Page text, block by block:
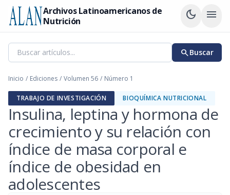
Archivos Latinoamericanos de
Nutrición
dark_mode menu
searchBuscar
Inicio / Ediciones / Volumen 56 / Número 1
TRABAJO DE INVESTIGACIÓN BIOQUÍMICA NUTRICIONAL
Insulina, leptina y hormona de
crecimiento y su relación con
índice de masa corporal e
índice de obesidad en
adolescentes